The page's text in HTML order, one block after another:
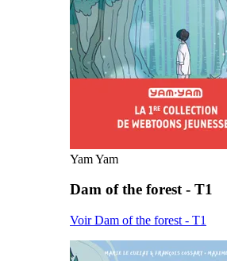
Yam Yam
Dam of the forest - T1
Voir Dam of the forest - T1